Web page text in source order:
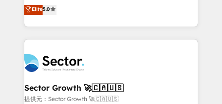
Oferecemos ainda agentes de IA especializados em
HubSpot que automatizam tarefas executam rotinas
empresas em 13 países utilizam a Nexforce. Somos
a maior parceira da HubSpot na América Latina e
líder no ranking global de sucesso do cliente da
HubSpot.
one of HubSpot's most experienced and technically
capable Agency Partners globally. We specialise in
complex CRM migrations, implementations,
integrations, custom CMS portal development,
businesses. Our teams are based in North America
and APAC. We are HubSpot's top-ranked Advanced
Implementation Certified Partner and we contribute
to their advisory council. We strive to do 'good work
Elite5.0
Sector Growth 🚀🇨🇦🇺🇸
提供元：Sector Growth 🚀🇨🇦🇺🇸